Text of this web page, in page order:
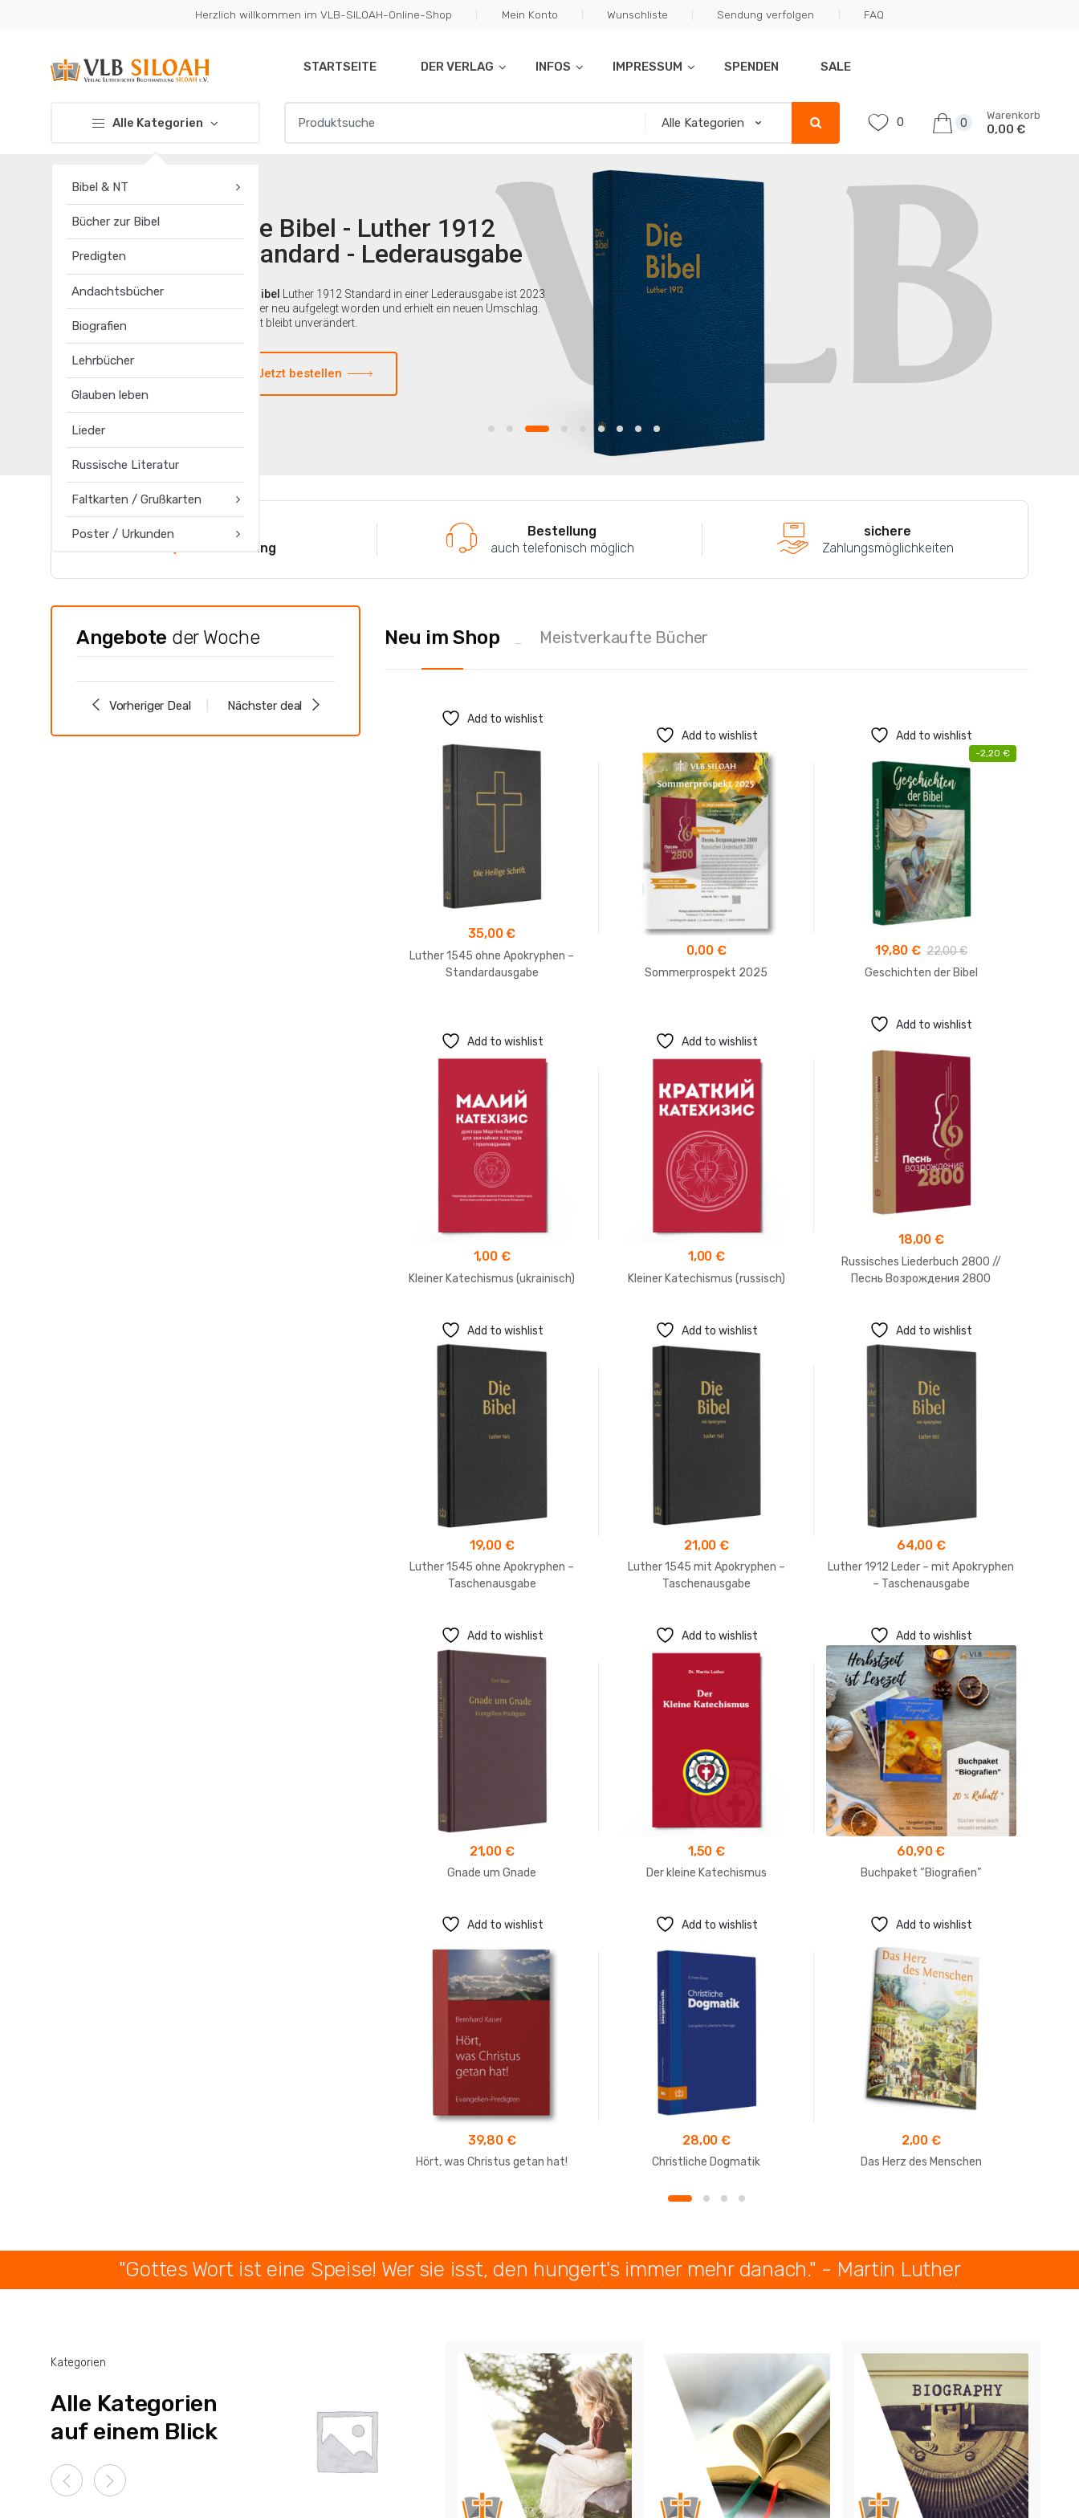
Herzlich willkommen im VLB-SILOAH-Online-Shop Mein Konto Wunschliste Sendung verfolgen FAQ
STARTSEITE DER VERLAG INFOS IMPRESSUM SPENDEN SALE
Alle Kategorien
Bibel & NT
Bücher zur Bibel
Predigten
Andachtsbücher
Biografien
Lehrbücher
Glauben leben
Lieder
Russische Literatur
Faltkarten / Grußkarten
Poster / Urkunden
nach:
0 0
Warenkorb
0,00 €
Die Bibel - Luther 1912
Standard - Lederausgabe
Bibel
Luther 1912 Standard in einer Lederausgabe ist 2023
wieder neu aufgelegt worden und erhielt ein neuen Umschlag.
Inhalt bleibt unverändert.
Jetzt bestellen
schnelle
Bearbeitung
Bestellung
auch telefonisch möglich
sichere
Zahlungsmöglichkeiten
Angebote der Woche
Vorheriger Deal Nächster deal
Neu im Shop Meistverkaufte Bücher
Add to wishlist
35,00€
Luther 1545 ohne Apokryphen –
Standardausgabe
Add to wishlist
0,00 €
Sommerprospekt 2025
Add to wishlist
-2,20 €
19,80€ 22,00€
Geschichten der Bibel
Add to wishlist
1,00 €
Kleiner Katechismus (ukrainisch)
Add to wishlist
1,00€
Kleiner Katechismus (russisch)
Add to wishlist
18,00 €
Russisches Liederbuch 2800 //
Песнь Возрождения 2800
Add to wishlist
19,00 €
Luther 1545 ohne Apokryphen –
Taschenausgabe
Add to wishlist
21,00€
Luther 1545 mit Apokryphen –
Taschenausgabe
Add to wishlist
64,00 €
Luther 1912 Leder – mit Apokryphen
– Taschenausgabe
Add to wishlist
21,00 €
Gnade um Gnade
Add to wishlist
1,50€
Der kleine Katechismus
Add to wishlist
60,90€
Buchpaket “Biografien”
Add to wishlist
39,80 €
Hört, was Christus getan hat!
Add to wishlist
28,00€
Christliche Dogmatik
Add to wishlist
2,00 €
Das Herz des Menschen
"Gottes Wort ist eine Speise! Wer sie isst, den hungert's immer mehr danach." - Martin Luther
Kategorien
Alle Kategorien
auf einem Blick